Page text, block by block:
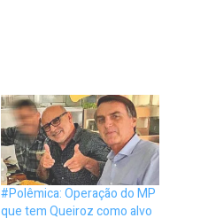
#Polêmica: Operação do MP
que tem Queiroz como alvo